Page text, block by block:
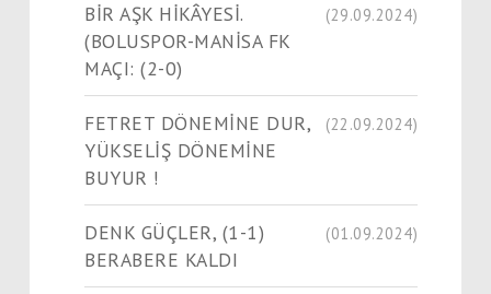
BİR AŞK HİKÂYESİ.
(BOLUSPOR-MANİSA FK
MAÇI: (2-0)
(29.09.2024)
FETRET DÖNEMİNE DUR,
YÜKSELİŞ DÖNEMİNE
BUYUR !
(22.09.2024)
DENK GÜÇLER, (1-1)
BERABERE KALDI
(01.09.2024)